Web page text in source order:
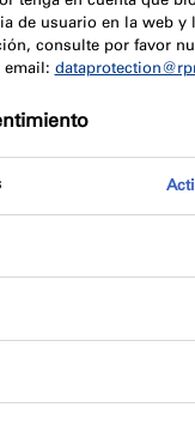
de un
utilizar
madera), es una
así como
yeso).
de usuario en la web y
consulte por favor
email: